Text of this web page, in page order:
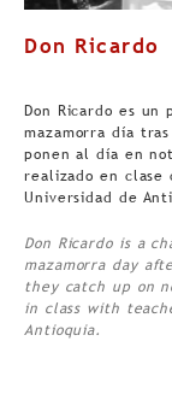
Don Ricardo
Don Ricardo es
mazamorra día
ponen al día en
realizado en clase
Universidad de
Don Ricardo is a
mazamorra day
they catch up on
in class with
Antioquia.